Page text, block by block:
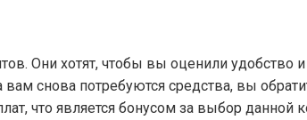
Они хотят, чтобы вы оценили удобство и
снова потребуются средства, вы
что является бонусом за выбор данной